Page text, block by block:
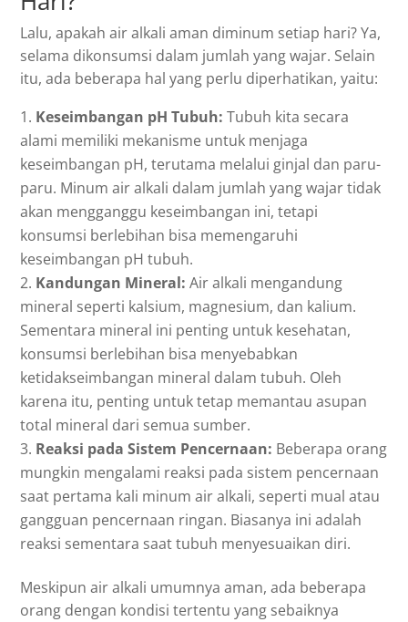
Lalu, apakah air alkali aman diminum setiap hari? Ya,
selama dikonsumsi dalam jumlah yang wajar. Selain
itu, ada beberapa hal yang perlu diperhatikan, yaitu:
Keseimbangan pH Tubuh: Tubuh kita secara
alami memiliki mekanisme untuk menjaga
keseimbangan pH, terutama melalui ginjal dan paru-
paru. Minum air alkali dalam jumlah yang wajar tidak
akan mengganggu keseimbangan ini, tetapi
konsumsi berlebihan bisa memengaruhi
keseimbangan pH tubuh.
Kandungan Mineral: Air alkali mengandung
mineral seperti kalsium, magnesium, dan kalium.
Sementara mineral ini penting untuk kesehatan,
konsumsi berlebihan bisa menyebabkan
ketidakseimbangan mineral dalam tubuh. Oleh
karena itu, penting untuk tetap memantau asupan
total mineral dari semua sumber.
Reaksi pada Sistem Pencernaan: Beberapa orang
mungkin mengalami reaksi pada sistem pencernaan
saat pertama kali minum air alkali, seperti mual atau
gangguan pencernaan ringan. Biasanya ini adalah
reaksi sementara saat tubuh menyesuaikan diri.
Meskipun air alkali umumnya aman, ada beberapa
orang dengan kondisi tertentu yang sebaiknya